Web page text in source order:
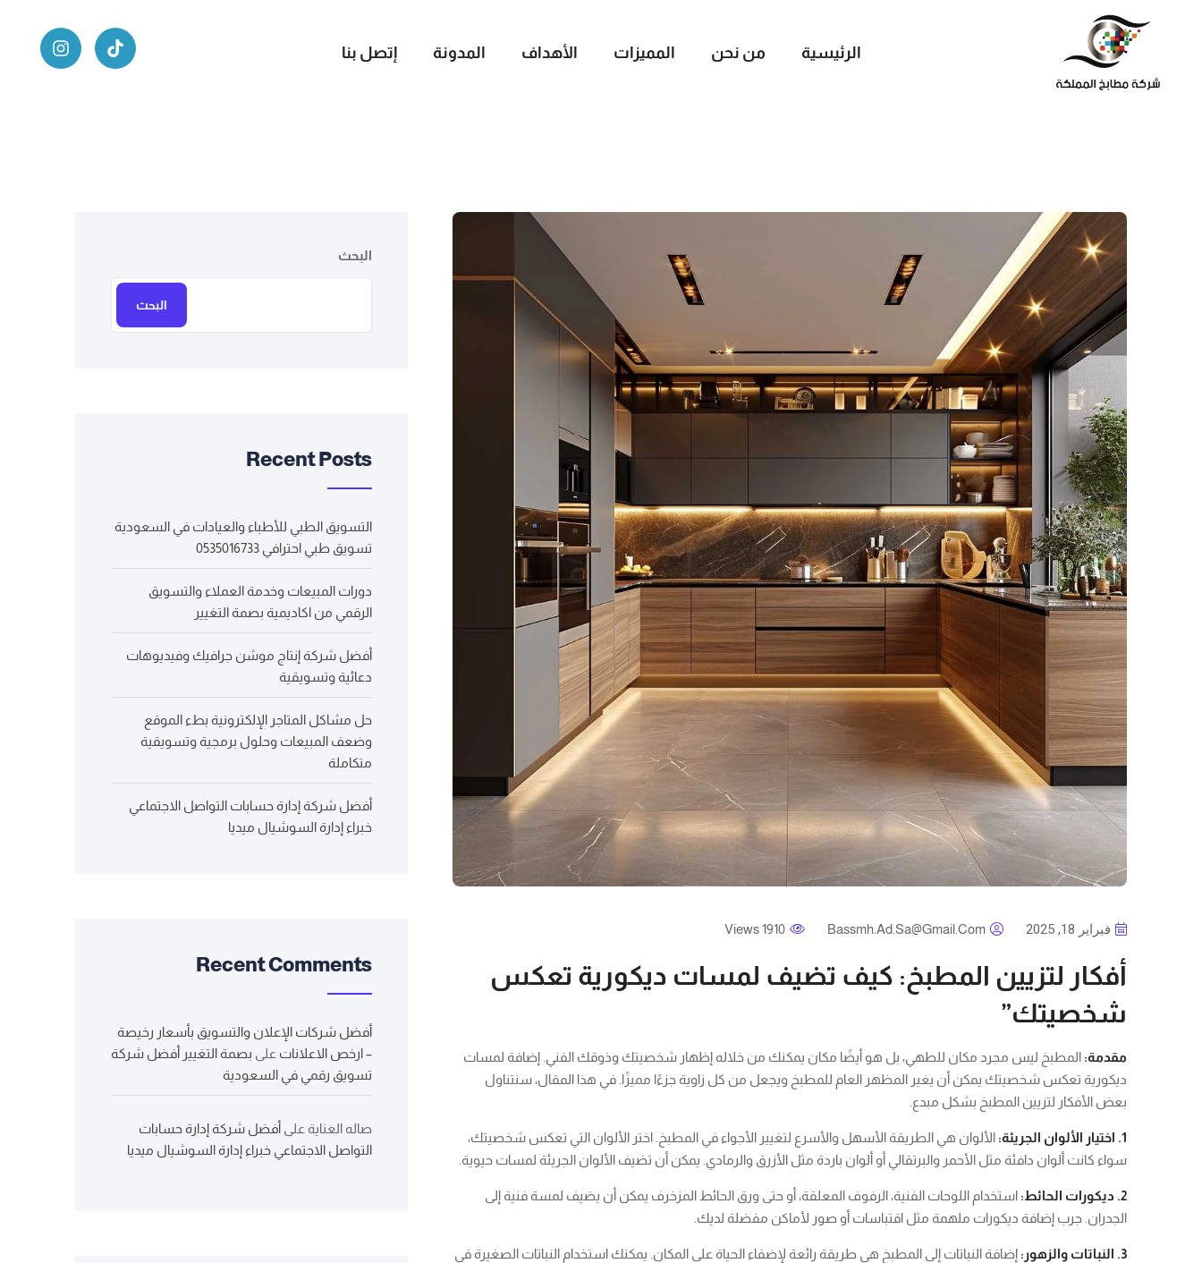
الرئيسية من نحن المميزات الأهداف المدونة إتصل بنا
فبراير 18, 2025 Bassmh.ad.sa@gmail.com
1910 Views
أفكار لتزيين المطبخ: كيف تضيف لمسات ديكورية تعكس
شخصيتك”
مقدمة: المطبخ ليس مجرد مكان للطهي، بل هو أيضًا مكان يمكنك من خلاله إظهار شخصيتك وذوقك الفني. إضافة لمسات
ديكورية تعكس شخصيتك يمكن أن يغير المظهر العام للمطبخ ويجعل من كل زاوية جزءًا مميزًا. في هذا المقال، سنتناول
بعض الأفكار لتزيين المطبخ بشكل مبدع.
1. اختيار الألوان الجريئة:
الألوان هي الطريقة الأسهل والأسرع لتغيير الأجواء في المطبخ. اختر الألوان التي تعكس شخصيتك،
سواء كانت ألوان دافئة مثل الأحمر والبرتقالي أو ألوان باردة مثل الأزرق والرمادي. يمكن أن تضيف الألوان الجريئة لمسات حيوية.
2. ديكورات الحائط:
استخدام اللوحات الفنية، الرفوف المعلقة، أو حتى ورق الحائط المزخرف يمكن أن يضيف لمسة فنية إلى
الجدران. جرب إضافة ديكورات ملهمة مثل اقتباسات أو صور لأماكن مفضلة لديك.
3. النباتات والزهور:
إضافة النباتات إلى المطبخ هي طريقة رائعة لإضفاء الحياة على المكان. يمكنك استخدام النباتات الصغيرة في
البحث
البحث
Recent Posts
التسويق الطبي للأطباء والعيادات في السعودية
تسويق طبي احترافي 0535016733
دورات المبيعات وخدمة العملاء والتسويق
الرقمي من اكاديمية بصمة التغيير
أفضل شركة إنتاج موشن جرافيك وفيديوهات
دعائية وتسويقية
حل مشاكل المتاجر الإلكترونية بطء الموقع
وضعف المبيعات وحلول برمجية وتسويقية
متكاملة
أفضل شركة إدارة حسابات التواصل الاجتماعي
خبراء إدارة السوشيال ميديا
Recent Comments
أفضل شركات الإعلان والتسويق بأسعار رخيصة
– ارخص الاعلانات على بصمة التغيير أفضل شركة
تسويق رقمي في السعودية
صاله العناية على أفضل شركة إدارة حسابات
التواصل الاجتماعي خبراء إدارة السوشيال ميديا